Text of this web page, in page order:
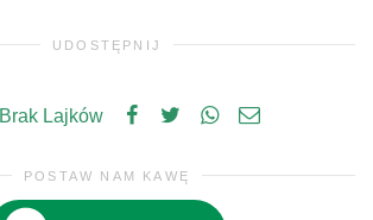
UDOSTĘPNIJ
Brak Lajków
POSTAW NAM KAWĘ